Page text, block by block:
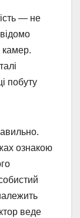
— не
камер.
побуту
ознакою
веде